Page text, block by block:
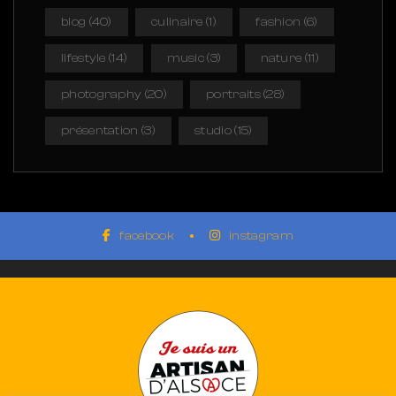
blog (40) culinaire (1) fashion (6)
lifestyle (14) music(3) nature (11)
photography (20) portraits(28)
présentation (3) studio(15)
facebook instagram